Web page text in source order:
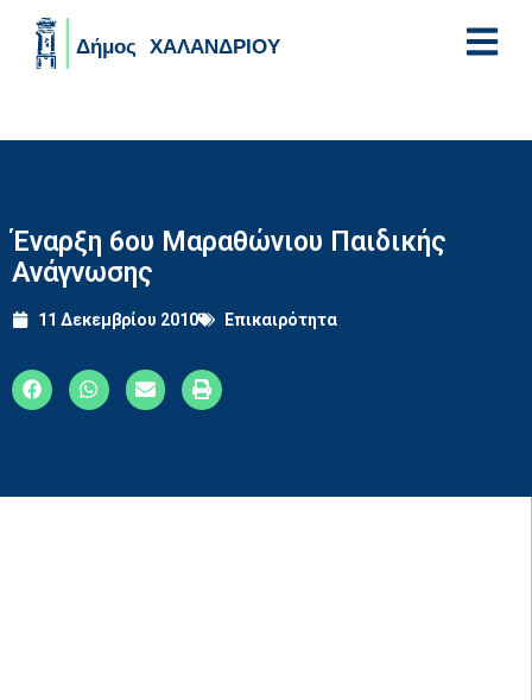
Έναρξη 6ου Μαραθώνιου Παιδικής
Ανάγνωσης
11 Δεκεμβρίου 2010 Επικαιρότητα